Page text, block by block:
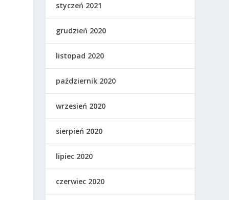
styczeń 2021
grudzień 2020
listopad 2020
październik 2020
wrzesień 2020
sierpień 2020
lipiec 2020
czerwiec 2020